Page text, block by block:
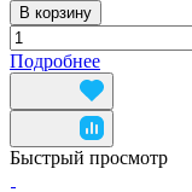
В корзину
Подробнее
Быстрый просмотр